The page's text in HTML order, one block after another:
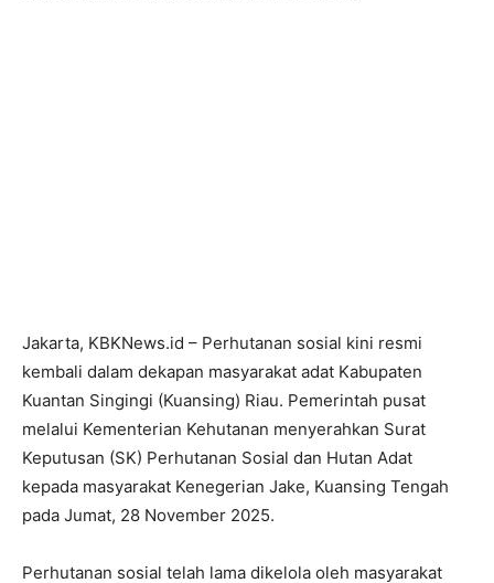
Jakarta, KBKNews.id – Perhutanan sosial kini resmi
kembali dalam dekapan masyarakat adat Kabupaten
Kuantan Singingi (Kuansing) Riau. Pemerintah pusat
melalui Kementerian Kehutanan menyerahkan Surat
Keputusan (SK) Perhutanan Sosial dan Hutan Adat
kepada masyarakat Kenegerian Jake, Kuansing Tengah
pada Jumat, 28 November 2025.
Perhutanan sosial telah lama dikelola oleh masyarakat